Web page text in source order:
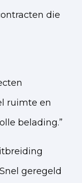
die
ruimte en
belading.”
geregeld